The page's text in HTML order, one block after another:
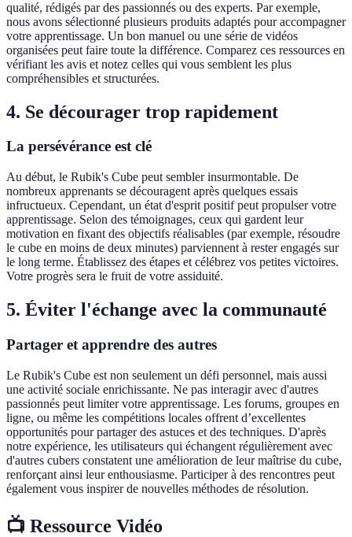
qualité, rédigés par des passionnés ou des experts. Par exemple,
nous avons sélectionné plusieurs produits adaptés pour accompagner
votre apprentissage. Un bon manuel ou une série de vidéos
organisées peut faire toute la différence. Comparez ces ressources en
vérifiant les avis et notez celles qui vous semblent les plus
compréhensibles et structurées.
4. Se décourager trop rapidement
La persévérance est clé
Au début, le Rubik's Cube peut sembler insurmontable. De
nombreux apprenants se découragent après quelques essais
infructueux. Cependant, un état d'esprit positif peut propulser votre
apprentissage. Selon des témoignages, ceux qui gardent leur
motivation en fixant des objectifs réalisables (par exemple, résoudre
le cube en moins de deux minutes) parviennent à rester engagés sur
le long terme. Établissez des étapes et célébrez vos petites victoires.
Votre progrès sera le fruit de votre assiduité.
5. Éviter l'échange avec la communauté
Partager et apprendre des autres
Le Rubik's Cube est non seulement un défi personnel, mais aussi
une activité sociale enrichissante. Ne pas interagir avec d'autres
passionnés peut limiter votre apprentissage. Les forums, groupes en
ligne, ou même les compétitions locales offrent d’excellentes
opportunités pour partager des astuces et des techniques. D'après
notre expérience, les utilisateurs qui échangent régulièrement avec
d'autres cubers constatent une amélioration de leur maîtrise du cube,
renforçant ainsi leur enthousiasme. Participer à des rencontres peut
également vous inspirer de nouvelles méthodes de résolution.
📺 Ressource Vidéo